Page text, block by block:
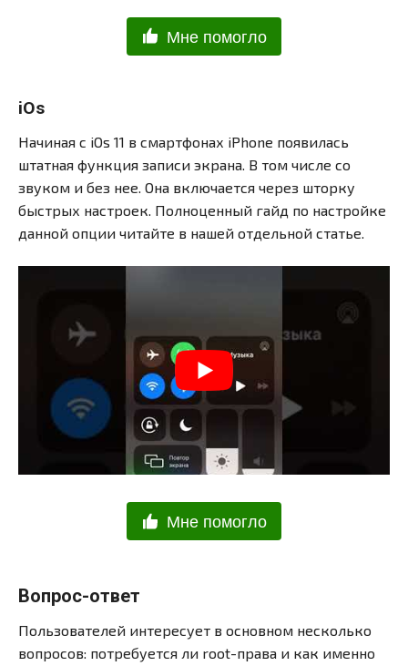
Мне помогло
iOs
Начиная с iOs 11 в смартфонах iPhone появилась
штатная функция записи экрана. В том числе со
звуком и без нее. Она включается через шторку
быстрых настроек. Полноценный гайд по настройке
данной опции читайте в нашей отдельной статье.
Мне помогло
Вопрос-ответ
Пользователей интересует в основном несколько
вопросов: потребуется ли root-права и как именно